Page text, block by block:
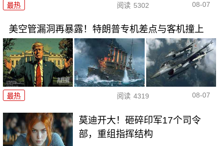
最热 阅读 5302 08-07
美空管漏洞再暴露！特朗普专机差点与客机撞上
最热 阅读 4319 08-07
莫迪开大！砸碎印军17个司令
部，重组指挥结构